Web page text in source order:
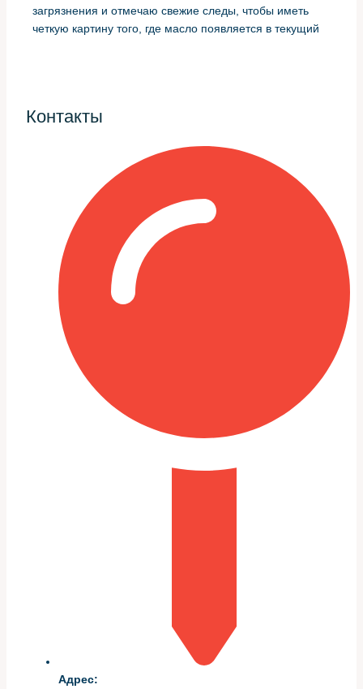
загрязнения и отмечаю свежие следы, чтобы иметь
четкую картину того, где масло появляется в текущий
Использование флуоресцентного красителя и
Проверка уровня масла и наблюдение за его
динамикой при короткой езде и на холостых
оборотах.
Применение дымогенератора для обнаружения
утечек вентиляции картера и шлангов.
Если визуально источник не очевиден, делаю
последовательный демонтаж наиболее вероятных
узлов с их последующей герметизацией и
тестированием. Так исключаю лишние операции и
точно определяю проблемный элемент.
Инструменты и материалы,
которые мы применяем
Для аккуратного и надежного ремонта необходимы как
простые ручные инструменты, так и
динамометрический ключ, набор торцовых головок,
Когда меняем
Контакты
Адрес: